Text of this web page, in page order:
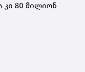
კი 80 მილიონ